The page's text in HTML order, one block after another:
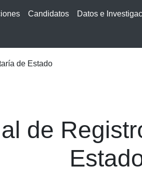
Candidatos Datos e
de Estado
de